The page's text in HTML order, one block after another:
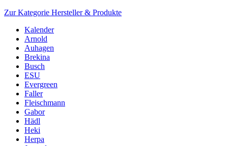
Zur Kategorie Hersteller & Produkte
Kalender
Arnold
Auhagen
Brekina
Busch
ESU
Evergreen
Faller
Fleischmann
Gabor
Hädl
Heki
Herpa